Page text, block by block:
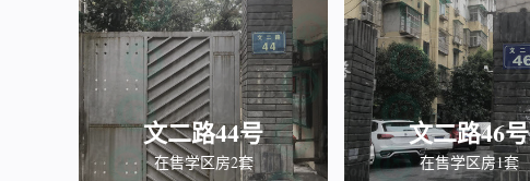
文二路44号
在售学区房2套
文二路46号
在售学区房1套